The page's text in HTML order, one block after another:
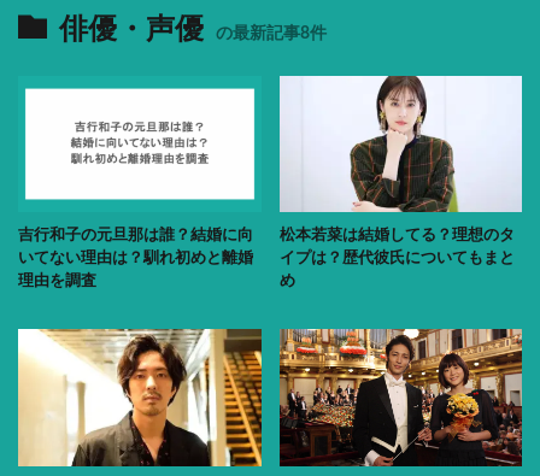
俳優・声優 の最新記事8件
吉行和子の元旦那は誰？結婚に向
いてない理由は？馴れ初めと離婚
理由を調査
松本若菜は結婚してる？理想のタ
イプは？歴代彼氏についてもまと
め